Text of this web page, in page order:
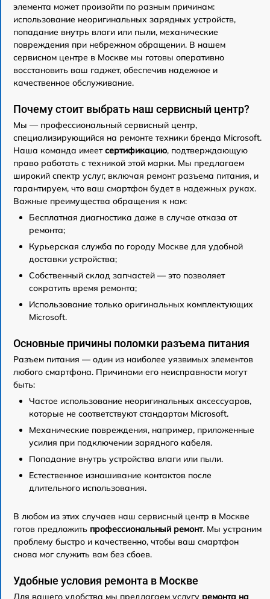
элемента может произойти по разным причинам:
использование неоригинальных зарядных устройств,
попадание внутрь влаги или пыли, механические
повреждения при небрежном обращении. В нашем
сервисном центре в Москве мы готовы оперативно
восстановить ваш гаджет, обеспечив надежное и
качественное обслуживание.
Почему стоит выбрать наш сервисный центр?
Мы — профессиональный сервисный центр,
специализирующийся на ремонте техники бренда Microsoft.
Наша команда имеетсертификацию, подтверждающую
право работать с техникой этой марки. Мы предлагаем
широкий спектр услуг, включая ремонт разъема питания, и
гарантируем, что ваш смартфон будет в надежных руках.
Важные преимущества обращения к нам:
Бесплатная диагностика даже в случае отказа от
ремонта;
Курьерская служба по городу Москве для удобной
доставки устройства;
Собственный склад запчастей — это позволяет
сократить время ремонта;
Использование только оригинальных комплектующих
Microsoft.
Основные причины поломки разъема питания
Разъем питания — один из наиболее уязвимых элементов
любого смартфона. Причинами его неисправности могут
быть:
Частое использование неоригинальных аксессуаров,
которые не соответствуют стандартам Microsoft.
Механические повреждения, например, приложенные
усилия при подключении зарядного кабеля.
Попадание внутрь устройства влаги или пыли.
Естественное изнашивание контактов после
длительного использования.
В любом из этих случаев наш сервисный центр в Москве
готов предложить профессиональный ремонт. Мы устраним
проблему быстро и качественно, чтобы ваш смартфон
снова мог служить вам без сбоев.
Удобные условия ремонта в Москве
Для вашего удобства мы предлагаем услугу ремонта на